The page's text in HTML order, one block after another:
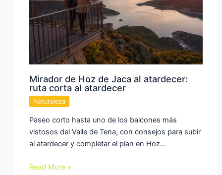
Mirador de Hoz de Jaca al atardecer:
ruta corta al atardecer
Naturaleza
Paseo corto hasta uno de los balcones más
vistosos del Valle de Tena, con consejos para subir
al atardecer y completar el plan en Hoz…
Read More »